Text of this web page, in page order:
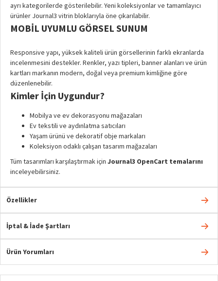
ayrı kategorilerde gösterilebilir. Yeni koleksiyonlar ve tamamlayıcı
ürünler Journal3 vitrin bloklarıyla öne çıkarılabilir.
MOBIL UYUMLU GÖRSEL SUNUM
Responsive yapı, yüksek kaliteli ürün görsellerinin farklı ekranlarda
incelenmesini destekler. Renkler, yazı tipleri, banner alanları ve ürün
kartları markanın modern, doğal veya premium kimliğine göre
düzenlenebilir.
Kimler İçin Uygundur?
Mobilya ve ev dekorasyonu mağazaları
Ev tekstili ve aydınlatma satıcıları
Yaşam ürünü ve dekoratif obje markaları
Koleksiyon odaklı çalışan tasarım mağazaları
Tüm tasarımları karşılaştırmak için Journal3 OpenCart temalarını
inceleyebilirsiniz.
Özellikler
İptal & İade Şartları
Ürün Yorumları